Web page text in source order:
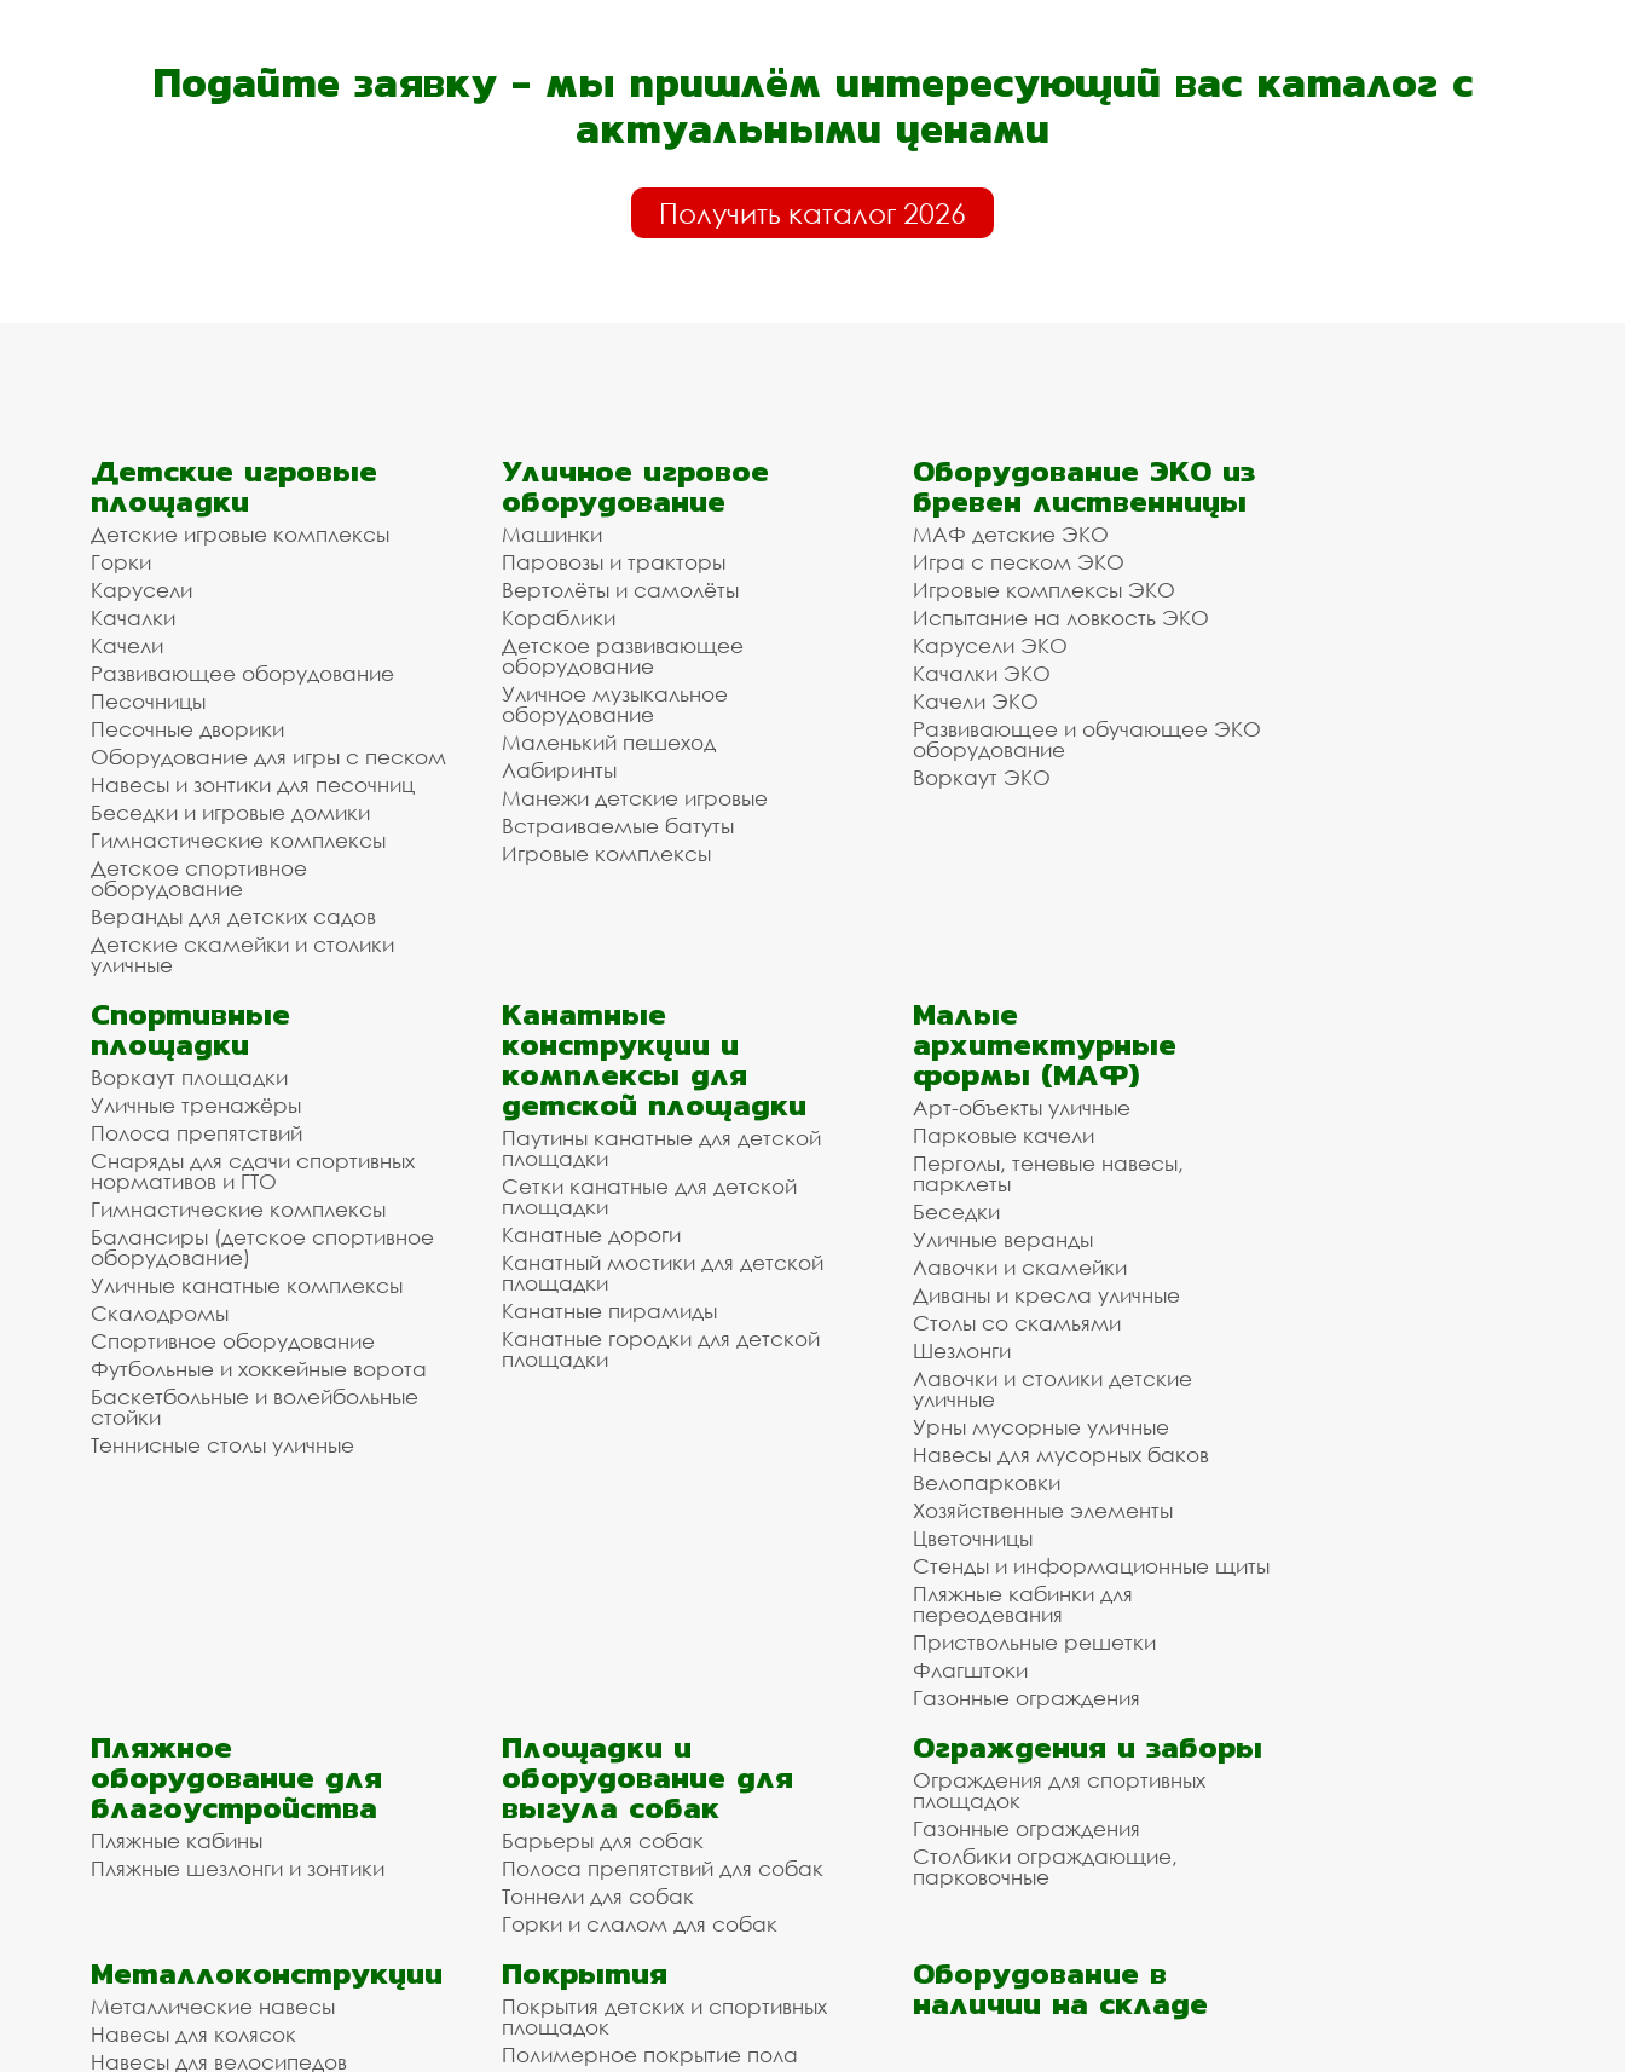
Подайте заявку - мы пришлём интересующий вас каталог с
актуальными ценами
Получить каталог 2026
Детские игровые
площадки
Детские игровые комплексы
Горки
Карусели
Качалки
Качели
Развивающее оборудование
Песочницы
Песочные дворики
Оборудование для игры с песком
Навесы и зонтики для песочниц
Беседки и игровые домики
Гимнастические комплексы
Детское спортивное
оборудование
Веранды для детских садов
Детские скамейки и столики
уличные
Уличное игровое
оборудование
Машинки
Паровозы и тракторы
Вертолёты и самолёты
Кораблики
Детское развивающее
оборудование
Уличное музыкальное
оборудование
Маленький пешеход
Лабиринты
Манежи детские игровые
Встраиваемые батуты
Игровые комплексы
Оборудование ЭКО из
бревен лиственницы
МАФ детские ЭКО
Игра с песком ЭКО
Игровые комплексы ЭКО
Испытание на ловкость ЭКО
Карусели ЭКО
Качалки ЭКО
Качели ЭКО
Развивающее и обучающее ЭКО
оборудование
Воркаут ЭКО
Спортивные
площадки
Воркаут площадки
Уличные тренажёры
Полоса препятствий
Снаряды для сдачи спортивных
нормативов и ГТО
Гимнастические комплексы
Балансиры (детское спортивное
оборудование)
Уличные канатные комплексы
Скалодромы
Спортивное оборудование
Футбольные и хоккейные ворота
Баскетбольные и волейбольные
стойки
Теннисные столы уличные
Канатные
конструкции и
комплексы для
детской площадки
Паутины канатные для детской
площадки
Сетки канатные для детской
площадки
Канатные дороги
Канатный мостики для детской
площадки
Канатные пирамиды
Канатные городки для детской
площадки
Малые
архитектурные
формы (МАФ)
Арт-объекты уличные
Парковые качели
Перголы, теневые навесы,
парклеты
Беседки
Уличные веранды
Лавочки и скамейки
Диваны и кресла уличные
Столы со скамьями
Шезлонги
Лавочки и столики детские
уличные
Урны мусорные уличные
Навесы для мусорных баков
Велопарковки
Хозяйственные элементы
Цветочницы
Стенды и информационные щиты
Пляжные кабинки для
переодевания
Приствольные решетки
Флагштоки
Газонные ограждения
Пляжное
оборудование для
благоустройства
Пляжные кабины
Пляжные шезлонги и зонтики
Площадки и
оборудование для
выгула собак
Барьеры для собак
Полоса препятствий для собак
Тоннели для собак
Горки и слалом для собак
Ограждения и заборы
Ограждения для спортивных
площадок
Газонные ограждения
Столбики ограждающие,
парковочные
Металлоконструкции
Металлические навесы
Навесы для колясок
Навесы для велосипедов
Покрытия
Покрытия детских и спортивных
площадок
Полимерное покрытие пола
Оборудование в
наличии на складе